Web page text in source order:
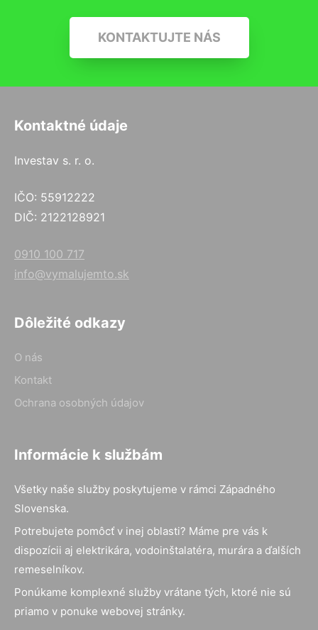
KONTAKTUJTE NÁS
Kontaktné údaje
Investav s. r. o.
IČO: 55912222
DIČ: 2122128921
0910 100 717
info@vymalujemto.sk
Dôležité odkazy
O nás
Kontakt
Ochrana osobných údajov
Informácie k službám
Všetky naše služby poskytujeme v rámci Západného
Slovenska.
Potrebujete pomôcť v inej oblasti? Máme pre vás k
dispozícii aj elektrikára, vodoinštalatéra, murára a ďalších
remeselníkov.
Ponúkame komplexné služby vrátane tých, ktoré nie sú
priamo v ponuke webovej stránky.